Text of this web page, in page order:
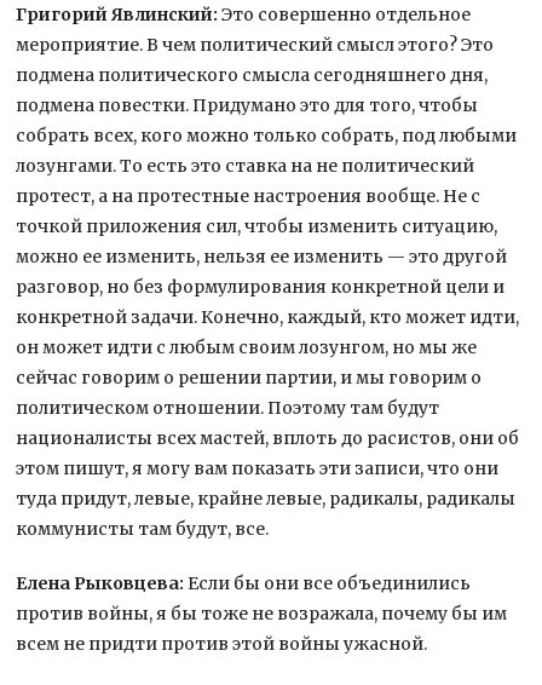
Григорий Явлинский:Это совершенно отдельное
мероприятие. В чем политический смысл этого? Это
подмена политического смысла сегодняшнего дня,
подмена повестки. Придумано это для того, чтобы
собрать всех, кого можно только собрать, под любыми
лозунгами. То есть это ставка на не политический
протест, а на протестные настроения вообще. Не с
точкой приложения сил, чтобы изменить ситуацию,
можно ее изменить, нельзя ее изменить — это другой
разговор, но без формулирования конкретной цели и
конкретной задачи. Конечно, каждый, кто может идти,
он может идти с любым своим лозунгом, но мы же
сейчас говорим о решении партии, и мы говорим о
политическом отношении. Поэтому там будут
националисты всех мастей, вплоть до расистов, они об
этом пишут, я могу вам показать эти записи, что они
туда придут, левые, крайне левые, радикалы, радикалы
коммунисты там будут, все.
Елена Рыковцева: Если бы они все объединились
против войны, я бы тоже не возражала, почему бы им
всем не придти против этой войны ужасной.